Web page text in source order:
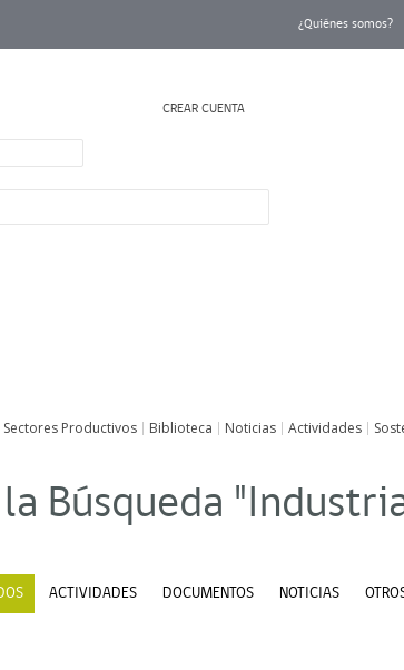
¿Quiénes somos?
CREAR CUENTA
Sectores Productivos Biblioteca Noticias Actividades
Búsqueda
ACTIVIDADES DOCUMENTOS NOTICIAS